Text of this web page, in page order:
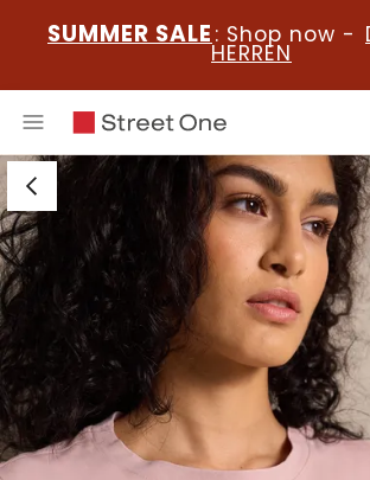
SUMMER SALE : Shop now -
HERREN